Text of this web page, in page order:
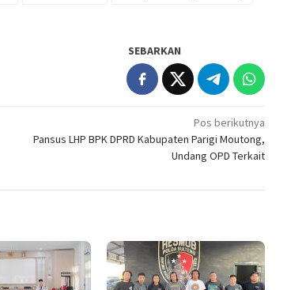
SEBARKAN
Pos berikutnya
Pansus LHP BPK DPRD Kabupaten Parigi Moutong,
Undang OPD Terkait